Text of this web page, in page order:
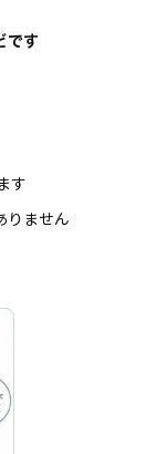
です
す
りません